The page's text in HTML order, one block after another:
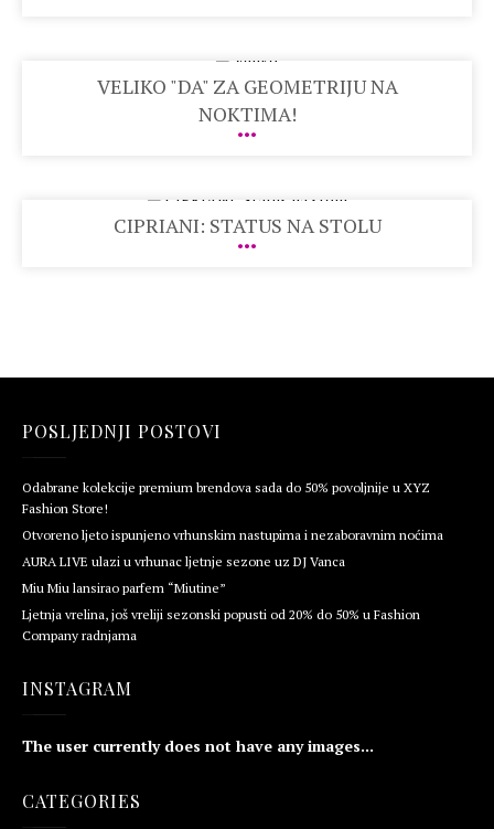
VELIKO "DA" ZA GEOMETRIJU NA
NOKTIMA!
CIPRIANI: STATUS NA STOLU
POSLJEDNJI POSTOVI
Odabrane kolekcije premium brendova sada do 50% povoljnije u XYZ
Fashion Store!
Otvoreno ljeto ispunjeno vrhunskim nastupima i nezaboravnim noćima
AURA LIVE ulazi u vrhunac ljetnje sezone uz DJ Vanca
Miu Miu lansirao parfem “Miutine”
Ljetnja vrelina, još vreliji sezonski popusti od 20% do 50% u Fashion
Company radnjama
INSTAGRAM
The user currently does not have any images...
CATEGORIES